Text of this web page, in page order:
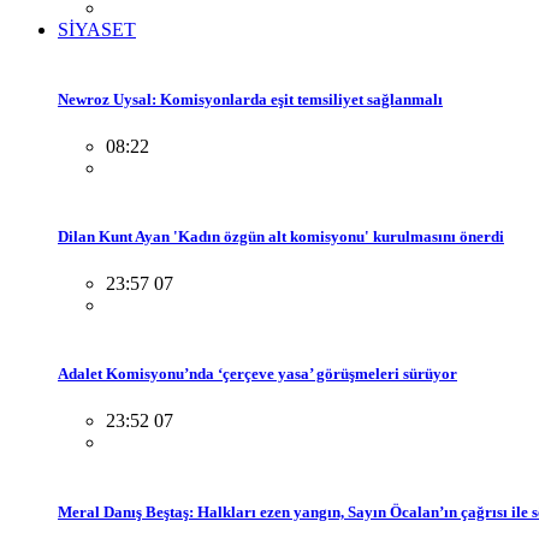
SİYASET
Newroz Uysal: Komisyonlarda eşit temsiliyet sağlanmalı
08:22
Dilan Kunt Ayan 'Kadın özgün alt komisyonu' kurulmasını önerdi
23:57 07
Adalet Komisyonu’nda ‘çerçeve yasa’ görüşmeleri sürüyor
23:52 07
Meral Danış Beştaş: Halkları ezen yangın, Sayın Öcalan’ın çağrısı ile